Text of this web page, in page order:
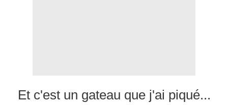
Et c'est un gateau que j'ai piqué...